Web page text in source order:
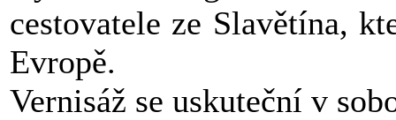
cestovatele ze Slavětína,
Evropě.
Vernisáž se uskuteční v